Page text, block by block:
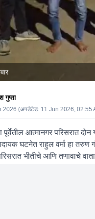
गुप्ता
2026 (अपडेटेड: 11 Jun 2026, 02:55
आत्मानगर परिसरात
घटनेत राहुल वर्मा हा
भीतीचे आणि तणावाचे